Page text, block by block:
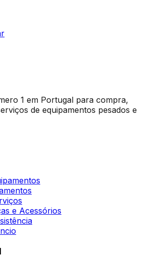
1 em Portugal para compra,
de equipamentos pesados e
e Acessórios